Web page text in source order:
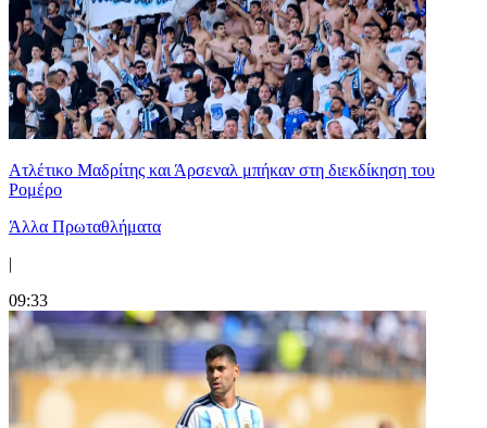
Ατλέτικο Μαδρίτης και Άρσεναλ μπήκαν στη διεκδίκηση του
Ρομέρο
Άλλα Πρωταθλήματα
|
09:33